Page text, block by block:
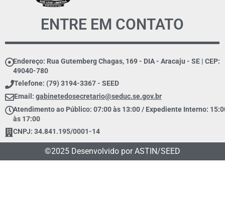
ENTRE EM CONTATO
Endereço: Rua Gutemberg Chagas, 169 - DIA - Aracaju - SE | CEP:
49040-780
Telefone: (79) 3194-3367 - SEED
Email: gabinetedosecretario@seduc.se.gov.br
Atendimento ao Público: 07:00 às 13:00 / Expediente Interno:
às 17:00
CNPJ: 34.841.195/0001-14
©2025 Desenvolvido por ASTIN/SEED